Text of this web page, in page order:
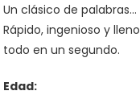
Un clásico de
Rápido, ingenioso y
todo en un segundo.
Edad: